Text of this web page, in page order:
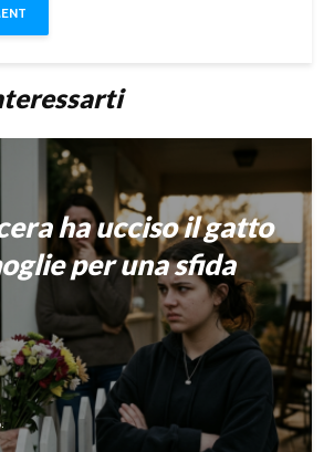
ha ucciso il gatto
per una sfida